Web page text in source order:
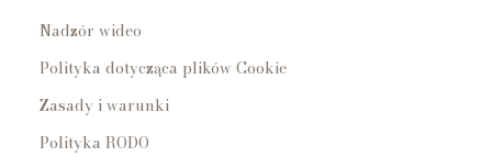
Nadzór wideo
Polityka dotycząca plików Cookie
Zasady i warunki
Polityka RODO